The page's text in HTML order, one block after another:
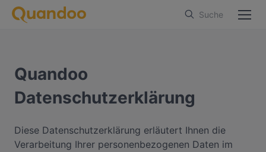
Suche
Quandoo
Datenschutzerklärung
Diese Datenschutzerklärung erläutert Ihnen die
Verarbeitung Ihrer personenbezogenen Daten im